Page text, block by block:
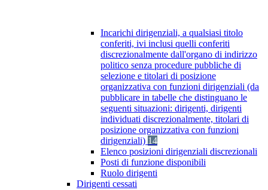
Incarichi dirigenziali, a qualsiasi titolo
conferiti, ivi inclusi quelli conferiti
discrezionalmente dall'organo di indirizzo
politico senza procedure pubbliche di
selezione e titolari di posizione
organizzativa con funzioni dirigenziali (da
pubblicare in tabelle che distinguano le
seguenti situazioni: dirigenti, dirigenti
individuati discrezionalmente, titolari di
posizione organizzativa con funzioni
dirigenziali) 14
Elenco posizioni dirigenziali discrezionali
Posti di funzione disponibili
Ruolo dirigenti
Dirigenti cessati